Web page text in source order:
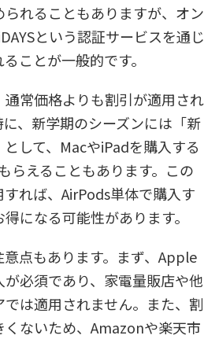
れることもありますが、オン
という認証サービスを通じ
ことが一般的です。
常価格よりも割引が適用され
、新学期のシーズンには「新
して、MacやiPadを購入する
らえることもあります。この
れば、AirPods単体で購入す
になる可能性があります。
点もあります。まず、Apple
必須であり、家電量販店や他
は適用されません。また、割
ないため、Amazonや楽天市